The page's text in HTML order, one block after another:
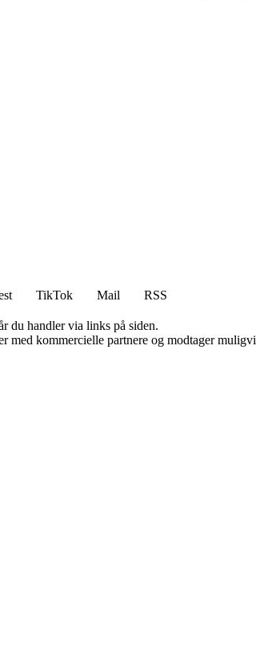
TikTok Mail
RSS
du handler via links på siden.
med kommercielle partnere og modtager